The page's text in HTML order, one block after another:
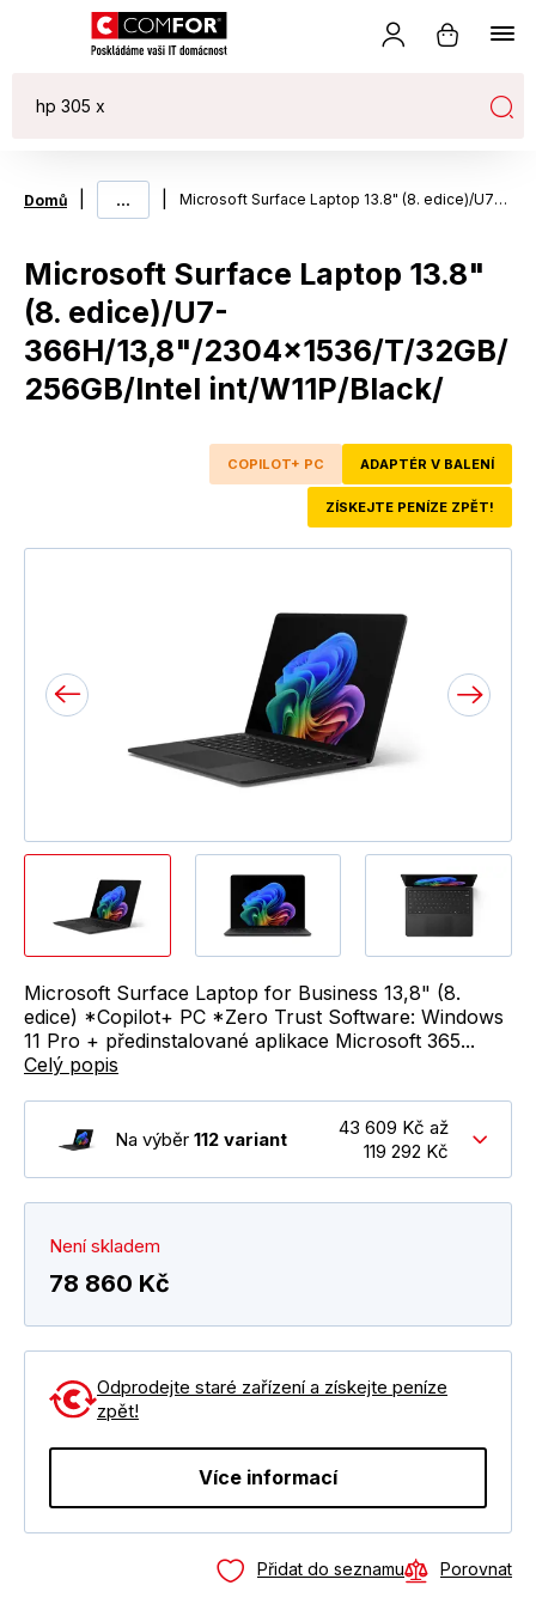
Domů ... Microsoft Surface Laptop 13.8" (8. edice)/U7-366H/13,8"/2304x1536/T/32GB/256GB/Intel int/W11P/Black/
Microsoft Surface Laptop 13.8"
(8. edice)/U7-
366H/13,8"/2304x1536/T/32GB/
256GB/Intel int/W11P/Black/
COPILOT+ PC ADAPTÉR V BALENÍ
ZÍSKEJTE PENÍZE ZPĚT!
Microsoft Surface Laptop for Business 13,8" (8.
edice) *Copilot+ PC *Zero Trust Software: Windows
11 Pro + předinstalované aplikace Microsoft 365...
Celý popis
Na výběr 112 variant
43 609 Kč až
119 292 Kč
Není skladem
78 860 Kč
Odprodejte staré zařízení a získejte peníze
zpět!
Více informací
Přidat do seznamu Porovnat